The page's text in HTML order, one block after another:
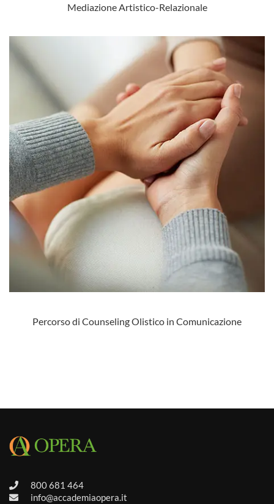
Mediazione Artistico-Relazionale
Percorso di Counseling Olistico in Comunicazione
800 681 464
info@accademiaopera.it